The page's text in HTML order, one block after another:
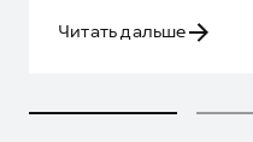
Читать дальше